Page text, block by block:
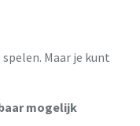
Maar je kunt
mogelijk